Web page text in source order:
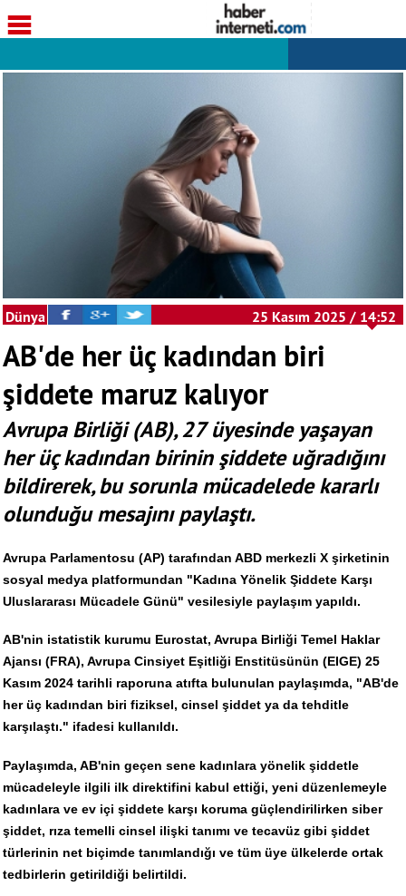
Dünya 25 Kasım 2025 / 14:52
AB'de her üç kadından biri
şiddete maruz kalıyor
Avrupa Birliği (AB), 27 üyesinde yaşayan
her üç kadından birinin şiddete uğradığını
bildirerek, bu sorunla mücadelede kararlı
olunduğu mesajını paylaştı.
Avrupa Parlamentosu (AP) tarafından ABD merkezli X şirketinin
sosyal medya platformundan "Kadına Yönelik Şiddete Karşı
Uluslararası Mücadele Günü" vesilesiyle paylaşım yapıldı.
AB'nin istatistik kurumu Eurostat, Avrupa Birliği Temel Haklar
Ajansı (FRA), Avrupa Cinsiyet Eşitliği Enstitüsünün (EIGE) 25
Kasım 2024 tarihli raporuna atıfta bulunulan paylaşımda, "AB'de
her üç kadından biri fiziksel, cinsel şiddet ya da tehditle
karşılaştı." ifadesi kullanıldı.
Paylaşımda, AB'nin geçen sene kadınlara yönelik şiddetle
mücadeleyle ilgili ilk direktifini kabul ettiği, yeni düzenlemeyle
kadınlara ve ev içi şiddete karşı koruma güçlendirilirken siber
şiddet, rıza temelli cinsel ilişki tanımı ve tecavüz gibi şiddet
türlerinin net biçimde tanımlandığı ve tüm üye ülkelerde ortak
tedbirlerin getirildiği belirtildi.